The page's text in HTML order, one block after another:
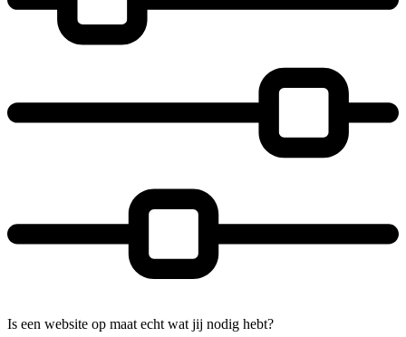
Is een website op maat echt wat jij nodig hebt?